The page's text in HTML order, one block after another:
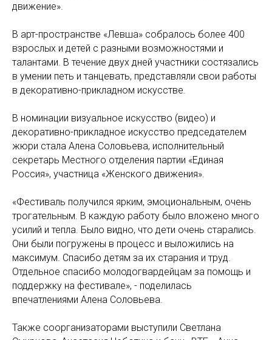
движение».
В арт-пространстве «Левша» собралось более 400
взрослых и детей с разными возможностями и
талантами. В течение двух дней участники состязались
в умении петь и танцевать, представляли свои работы
в декоративно-прикладном искусстве.
В номинации визуальное искусство (видео) и
декоративно-прикладное искусство председателем
жюри стала Алена Соловьева, исполнительный
секретарь Местного отделения партии «Единая
Россия», участница «Женского движения».
«Фестиваль получился ярким, эмоциональным, очень
трогательным. В каждую работу было вложено много
усилий и тепла. Было видно, что дети очень старались.
Они были погружены в процесс и выложились на
максимум. Спасибо детям за их старания и труд.
Отдельное спасибо молодогвардейцам за помощь и
поддержку на фестивале», - поделилась
впечатлениями Алена Соловьева.
Также соорганизаторами выступили Светлана